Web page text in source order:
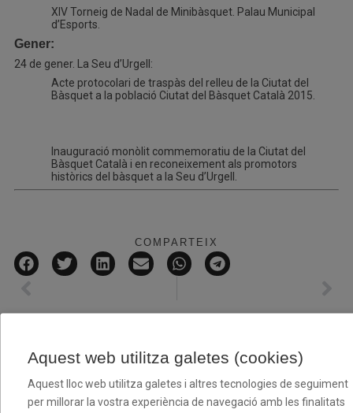
XIV Torneig de Nadal de Minibàsquet. Palau Municipal
d’Esports.
Gener:
24 de gener. La Seu d’Urgell:
Acte protocolari de traspàs del relleu de la Ciutat del
Bàsquet a la població Ciutat del Bàsquet Català 2015.
Inauguració monòlit commemoratiu de la Ciutat del
Bàsquet Català i en reconeixement als promotors
històrics del bàsquet a la Seu d’Urgell.
COMPARTEIX
Aquest web utilitza galetes (cookies)
Aquest lloc web utilitza galetes i altres tecnologies de seguiment
per millorar la vostra experiència de navegació amb les finalitats